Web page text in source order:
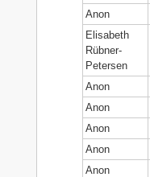
Anon
Elisabeth
Rübner-
Petersen
Anon
Anon
Anon
Anon
Anon